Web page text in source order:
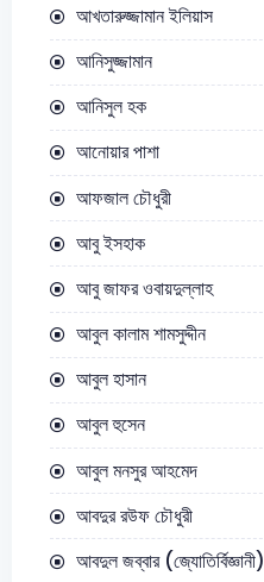
আখতারুজ্জামান ইলিয়াস
আনিসুজ্জামান
আনিসুল হক
আনোয়ার পাশা
আফজাল চৌধুরী
আবু ইসহাক
আবু জাফর ওবায়দুল্লাহ
আবুল কালাম শামসুদ্দীন
আবুল হাসান
আবুল হুসেন
আবুল মনসুর আহমেদ
আবদুর রউফ চৌধুরী
আবদুল জব্বার (জ্যোতির্বিজ্ঞানী)